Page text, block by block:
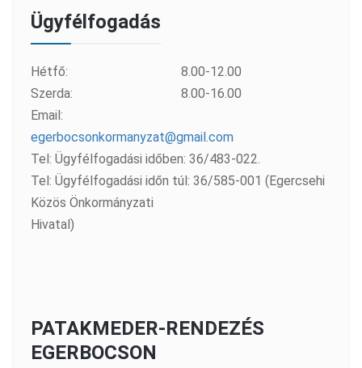
Ügyfélfogadás
Hétfő:
8.00-12.00
Szerda:
8.00-16.00
Email:
egerbocsonkormanyzat@gmail.com
Tel: Ügyfélfogadási időben: 36/483-022.
Tel: Ügyfélfogadási időn túl: 36/585-001 (Egercsehi
Közös Önkormányzati
Hivatal)
PATAKMEDER-RENDEZÉS
EGERBOCSON